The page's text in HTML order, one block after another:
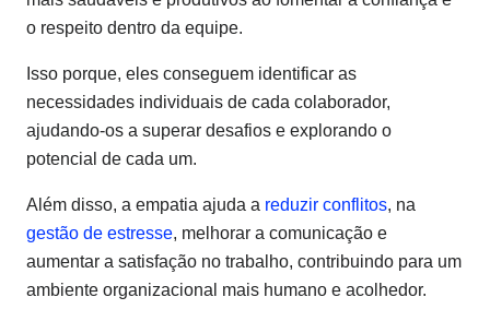
o respeito dentro da equipe.
Isso porque, eles conseguem identificar as
necessidades individuais de cada colaborador,
ajudando-os a superar desafios e explorando o
potencial de cada um.
Além disso, a empatia ajuda a reduzir conflitos, na
gestão de estresse, melhorar a comunicação e
aumentar a satisfação no trabalho, contribuindo para um
ambiente organizacional mais humano e acolhedor.